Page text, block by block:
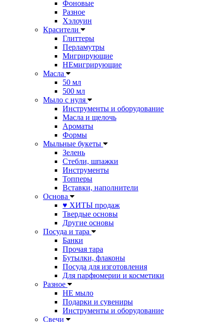
Фоновые
Разное
Хэлоуин
Красители
Глиттеры
Перламутры
Мигрирующие
НЕмигрирующие
Масла
50 мл
500 мл
Мыло с нуля
Инструменты и оборудование
Масла и щелочь
Ароматы
Формы
Мыльные букеты
Зелень
Стебли, шпажки
Инструменты
Топперы
Вставки, наполнители
Основа
♥ ХИТЫ продаж
Твердые основы
Другие основы
Посуда и тара
Банки
Прочая тара
Бутылки, флаконы
Посуда для изготовления
Для парфюмерии и косметики
Разное
НЕ мыло
Подарки и сувениры
Инструменты и оборудование
Свечи